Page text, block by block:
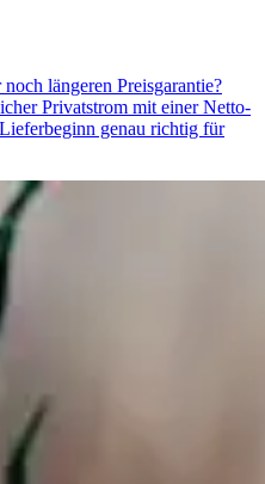
längeren Preisgarantie?
Privatstrom mit einer Netto-
genau richtig für